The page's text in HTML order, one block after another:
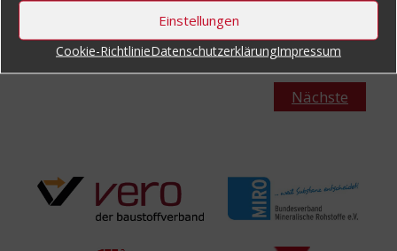
Einstellungen
Cookie-RichtlinieDatenschutzerklärungImpressum
Nächste